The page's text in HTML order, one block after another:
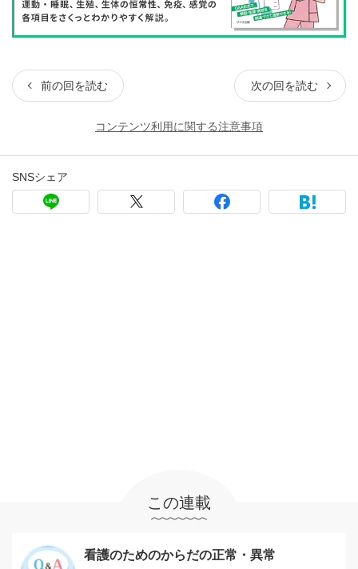
前の回を読む 次の回を読む
コンテンツ利用に関する注意事項
SNSシェア
この連載
看護のためのからだの正常・異常